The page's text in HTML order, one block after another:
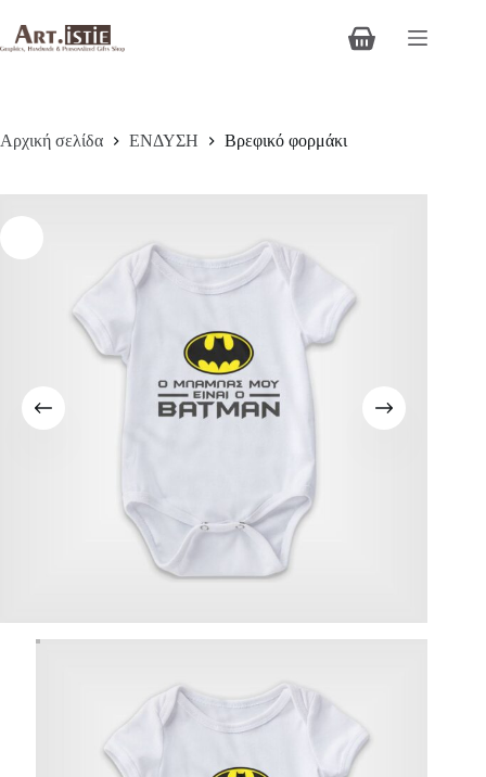
στο
περιεχόμενο
Καλάθι
Αρχική σελίδα ΕΝΔΥΣΗ Βρεφικό φορμάκι